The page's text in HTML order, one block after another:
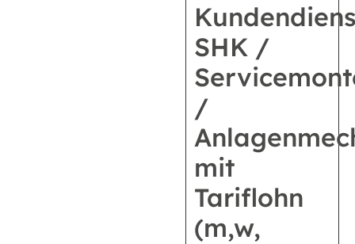
SHK /
/
mit
Tariflohn
(m,w,